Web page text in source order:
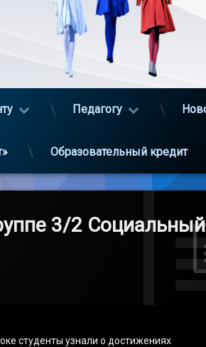
Педагогу
Образовательный кредит
3/2 Социальный
студенты узнали о достижениях